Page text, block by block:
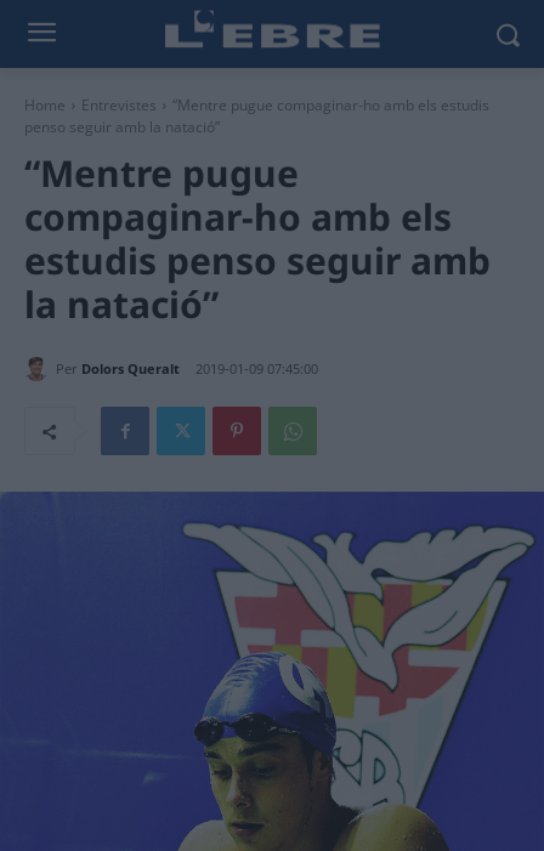
Home Entrevistes
“Mentre pugue compaginar-ho amb els estudis
penso seguir amb la natació”
“Mentre pugue
compaginar-ho amb els
estudis penso seguir amb
la natació”
Per Dolors Queralt 2019-01-09 07:45:00